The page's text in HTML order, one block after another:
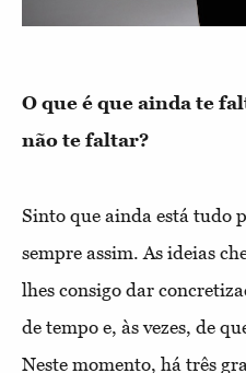
O que é que ainda te
não te faltar?
Sinto que ainda está tudo
sempre assim. As ideias
lhes consigo dar
de tempo e, às vezes, de
Neste momento, há três